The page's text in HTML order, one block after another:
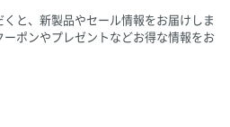
と、新製品やセール情報をお届けしま
ポンやプレゼントなどお得な情報をお